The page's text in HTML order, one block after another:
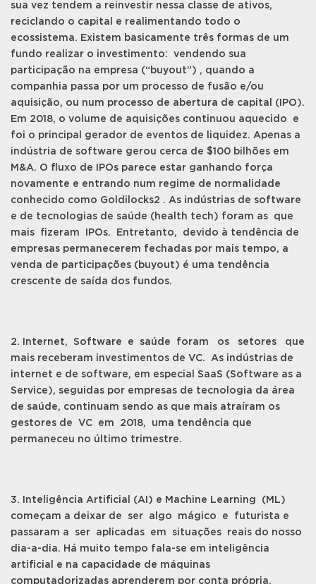
sua vez tendem a reinvestir nessa classe de ativos,
reciclando o capital e realimentando todo o
ecossistema. Existem basicamente três formas de um
fundo realizar o investimento: vendendo sua
participação na empresa (“buyout”) , quando a
companhia passa por um processo de fusão e/ou
aquisição, ou num processo de abertura de capital (IPO).
Em 2018, o volume de aquisições continuou aquecido e
foi o principal gerador de eventos de liquidez. Apenas a
indústria de software gerou cerca de $100 bilhões em
M&A. O fluxo de IPOs parece estar ganhando força
novamente e entrando num regime de normalidade
conhecido como Goldilocks2 . As indústrias de software
e de tecnologias de saúde (health tech) foram as que
mais fizeram IPOs. Entretanto, devido à tendência de
empresas permanecerem fechadas por mais tempo, a
venda de participações (buyout) é uma tendência
crescente de saída dos fundos.
2. Internet, Software e saúde foram os setores que
mais receberam investimentos de VC. As indústrias de
internet e de software, em especial SaaS (Software as a
Service), seguidas por empresas de tecnologia da área
de saúde, continuam sendo as que mais atraíram os
gestores de VC em 2018, uma tendência que
permaneceu no último trimestre.
3. Inteligência Artificial (AI) e Machine Learning (ML)
começam a deixar de ser algo mágico e futurista e
passaram a ser aplicadas em situações reais do nosso
dia-a-dia. Há muito tempo fala-se em inteligência
artificial e na capacidade de máquinas
computadorizadas aprenderem por conta própria.